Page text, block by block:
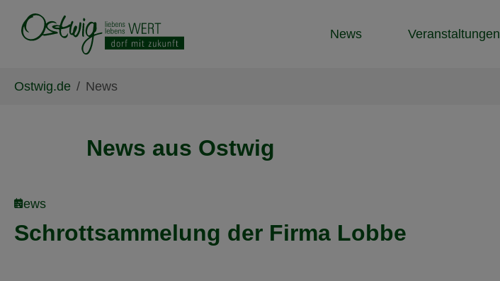
News
Veranstaltungen
Ostwig.de News
News aus Ostwig
News
Schrottsammelung der Firma Lobbe